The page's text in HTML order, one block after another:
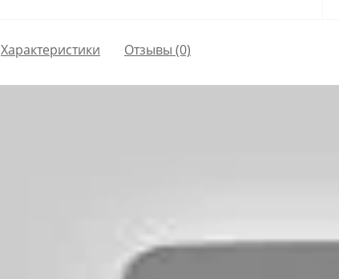
Характеристики Отзывы (0)